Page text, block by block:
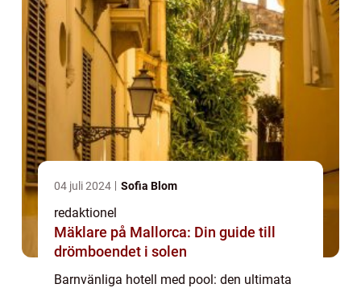
04 juli 2024 Sofia Blom
redaktionel
Mäklare på Mallorca: Din guide till
drömboendet i solen
Barnvänliga hotell med pool: den ultimata